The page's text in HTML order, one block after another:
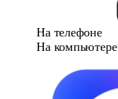
На телефоне
На компьютере